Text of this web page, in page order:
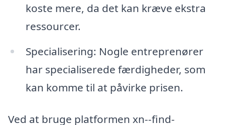
koste mere, da det kan kræve ekstra
ressourcer.
Specialisering: Nogle entreprenører
har specialiserede færdigheder, som
kan komme til at påvirke prisen.
Ved at bruge platformen xn--find-